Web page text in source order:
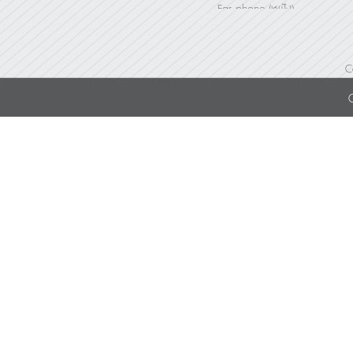
Ear phone (หูฟัง)
Others (อื่นๆ)